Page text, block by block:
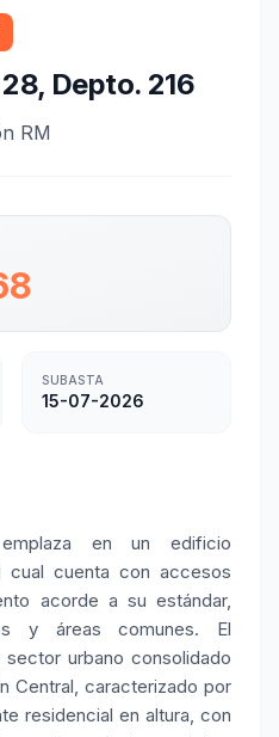
Depto. 216
RM
SUBASTA
15-07-2026
en un edificio
cual cuenta con accesos
acorde a su estándar,
y áreas comunes. El
urbano consolidado
Central, caracterizado por
residencial en altura, con